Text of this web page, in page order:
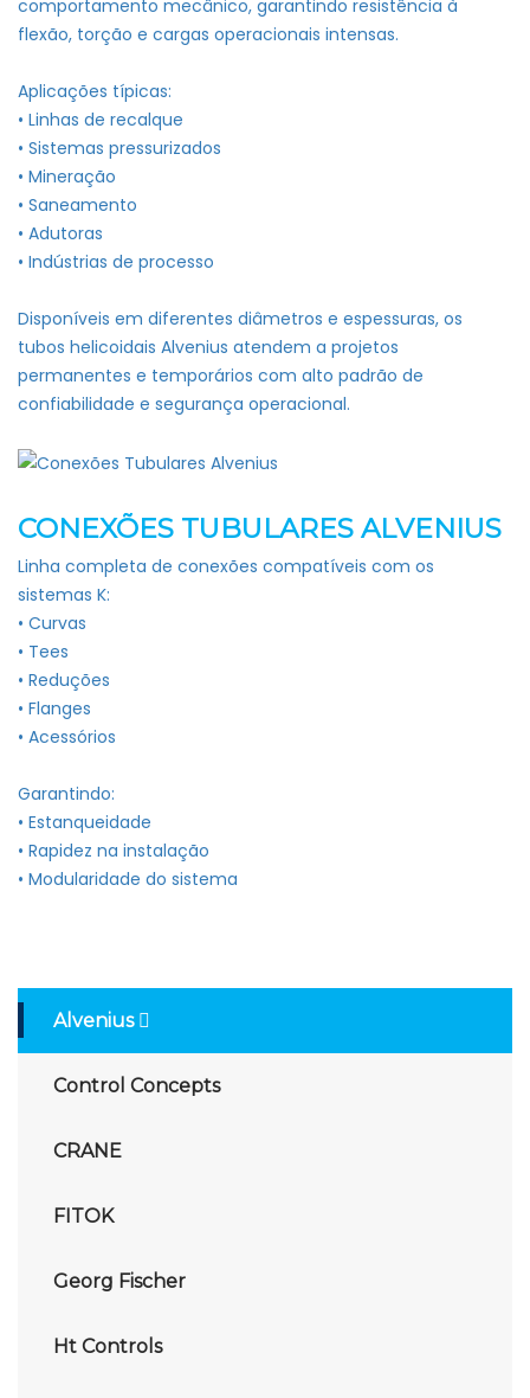
comportamento mecânico, garantindo resistência à
flexão, torção e cargas operacionais intensas.
Aplicações típicas:
• Linhas de recalque
• Sistemas pressurizados
• Mineração
• Saneamento
• Adutoras
• Indústrias de processo
Disponíveis em diferentes diâmetros e espessuras, os
tubos helicoidais Alvenius atendem a projetos
permanentes e temporários com alto padrão de
confiabilidade e segurança operacional.
CONEXÕES TUBULARES ALVENIUS
Linha completa de conexões compatíveis com os
sistemas K:
• Curvas
• Tees
• Reduções
• Flanges
• Acessórios
Garantindo:
• Estanqueidade
• Rapidez na instalação
• Modularidade do sistema
Alvenius
Control Concepts
CRANE
FITOK
Georg Fischer
Ht Controls